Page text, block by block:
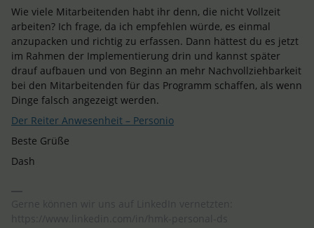
Wie viele Mitarbeitenden habt ihr denn, die nicht Vollzeit
arbeiten? Ich frage, da ich empfehlen würde, es einmal
anzupacken und richtig zu erfassen. Dann hättest du es jetzt
im Rahmen der Implementierung drin und kannst später
drauf aufbauen und von Beginn an mehr Nachvollziehbarkeit
bei den Mitarbeitenden für das Programm schaffen, als wenn
Dinge falsch angezeigt werden.
Der Reiter Anwesenheit – Personio
Beste Grüße
Dash